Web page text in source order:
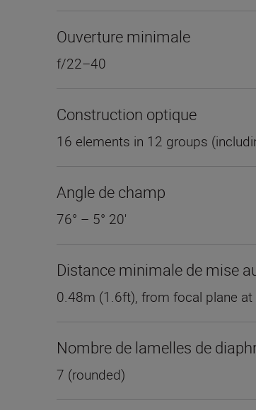
Ouverture minimale
f/22–40
Construction optique
16 elements in 12 groups
Angle de champ
76° – 5° 20'
Distance minimale de mise
0.48m (1.6ft), from focal plane
Nombre de lamelles de
7 (rounded)